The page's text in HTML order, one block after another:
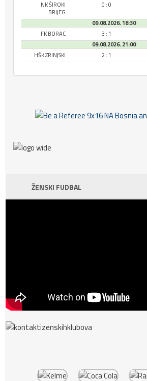
NK ŠIROKI
BRIJEG
0 : 0
09.08.2026. 18:30
FK BORAC
3 : 1
09.08.2026. 21:00
HŠK ZRINJSKI
2 : 1
ŽENSKI FUDBAL